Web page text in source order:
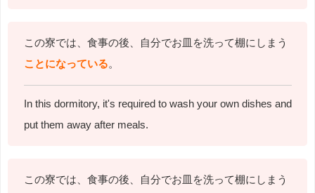
この寮では、食事の後、自分でお皿を洗って棚にしまう
ことになっている。
In this dormitory, it's required to wash your own dishes and
put them away after meals.
この寮では、食事の後、自分でお皿を洗って棚にしまう